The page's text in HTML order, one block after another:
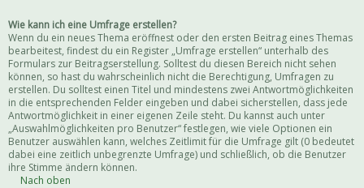
Wie kann ich eine Umfrage erstellen?
Wenn du ein neues Thema eröffnest oder den ersten Beitrag eines Themas
bearbeitest, findest du ein Register „Umfrage erstellen“ unterhalb des
Formulars zur Beitragserstellung. Solltest du diesen Bereich nicht sehen
können, so hast du wahrscheinlich nicht die Berechtigung, Umfragen zu
erstellen. Du solltest einen Titel und mindestens zwei Antwortmöglichkeiten
in die entsprechenden Felder eingeben und dabei sicherstellen, dass jede
Antwortmöglichkeit in einer eigenen Zeile steht. Du kannst auch unter
„Auswahlmöglichkeiten pro Benutzer“ festlegen, wie viele Optionen ein
Benutzer auswählen kann, welches Zeitlimit für die Umfrage gilt (0 bedeutet
dabei eine zeitlich unbegrenzte Umfrage) und schließlich, ob die Benutzer
ihre Stimme ändern können.
Nach oben